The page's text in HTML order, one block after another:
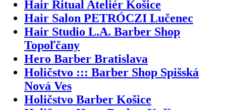
Hair Ritual Ateliér Košice
Hair Salon PETRÓCZI Lučenec
Hair Studio L.A. Barber Shop
Topoľčany
Hero Barber Bratislava
Holičstvo ::: Barber Shop Spišská
Nová Ves
Holičstvo Barber Košice